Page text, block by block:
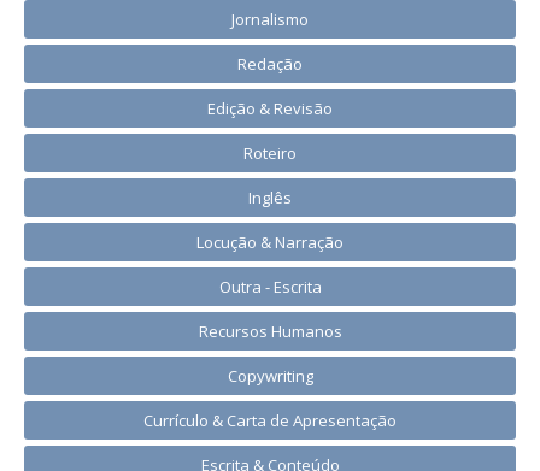
Jornalismo
Redação
Edição & Revisão
Roteiro
Inglês
Locução & Narração
Outra - Escrita
Recursos Humanos
Copywriting
Currículo & Carta de Apresentação
Escrita & Conteúdo